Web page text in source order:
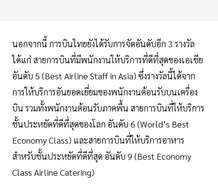
นอกจากนี้ การบินไทยยังได้รับการจัดอันดับอีก 3 รางวัล
ได้แก่ สายการบินที่มีพนักงานให้บริการที่ดีที่สุดของเอเชีย
อันดับ 5 (Best Airline Staff in Asia) ซึ่งรางวัลนี้ได้จาก
การให้บริการอันยอดเยี่ยมของพนักงานต้อนรับบนเครื่อง
บิน รวมทั้งพนักงานต้อนรับภาคพื้น สายการบินที่ให้บริการ
ชั้นประหยัดที่ดีที่สุดของโลก อันดับ 6 (World’s Best
Economy Class) และสายการบินที่ให้บริการอาหาร
สำหรับชั้นประหยัดที่ดีที่สุด อันดับ 9 (Best Economy
Class Airline Catering)